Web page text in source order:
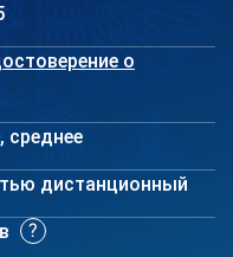
о
среднее
дистанционный